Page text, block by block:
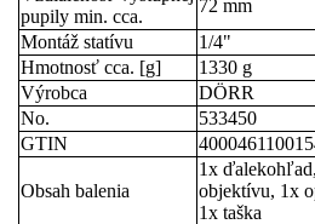
pupily min. cca.
72 mm
Montáž statívu
1/4"
Hmotnosť cca. [g]
1330 g
Výrobca
DÖRR
No.
533450
GTIN
Obsah balenia
1x
objektívu, 1x
1x taška